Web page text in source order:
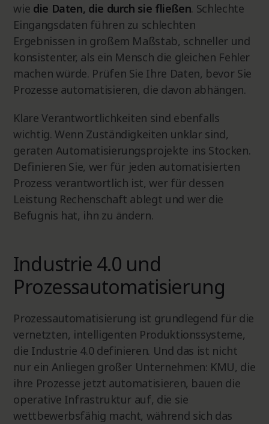
wie die Daten, die durch sie fließen. Schlechte
Eingangsdaten führen zu schlechten
Ergebnissen in großem Maßstab, schneller und
konsistenter, als ein Mensch die gleichen Fehler
machen würde. Prüfen Sie Ihre Daten, bevor Sie
Prozesse automatisieren, die davon abhängen.
Klare Verantwortlichkeiten sind ebenfalls
wichtig. Wenn Zuständigkeiten unklar sind,
geraten Automatisierungsprojekte ins Stocken.
Definieren Sie, wer für jeden automatisierten
Prozess verantwortlich ist, wer für dessen
Leistung Rechenschaft ablegt und wer die
Befugnis hat, ihn zu ändern.
Industrie 4.0 und
Prozessautomatisierung
Prozessautomatisierung ist grundlegend für die
vernetzten, intelligenten Produktionssysteme,
die Industrie 4.0 definieren. Und das ist nicht
nur ein Anliegen großer Unternehmen: KMU, die
ihre Prozesse jetzt automatisieren, bauen die
operative Infrastruktur auf, die sie
wettbewerbsfähig macht, während sich das